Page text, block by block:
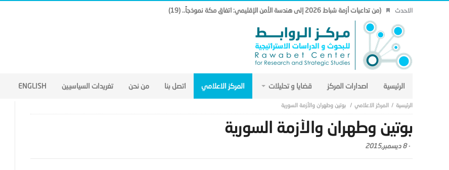
الاحدث (من تداعيات أزمة شباط 2026 إلى هندسة الأمن الإقليمي: اتفاق مكة نموذجاً.. (19)
الرئيسية اصدارات المركز قضايا و تحليلات المركز الاعلامي اتصل بنا من نحن تغريدات السياسيين ENGLISH
المركز الاعلامي بوتين وطهران والأزمة السورية
بوتين وطهران والأزمة السورية
-8 ديسمبر,2015